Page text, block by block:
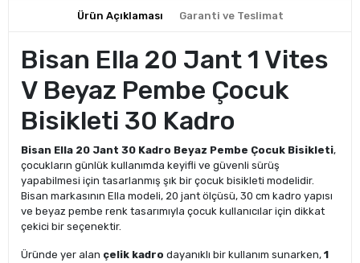
Ürün Açıklaması Garanti ve Teslimat
Bisan Ella 20 Jant 1 Vites
V Beyaz Pembe Çocuk
Bisikleti 30 Kadro
Bisan Ella 20 Jant 30 Kadro Beyaz Pembe Çocuk Bisikleti,
çocukların günlük kullanımda keyifli ve güvenli sürüş
yapabilmesi için tasarlanmış şık bir çocuk bisikleti modelidir.
Bisan markasının Ella modeli, 20 jant ölçüsü, 30 cm kadro yapısı
ve beyaz pembe renk tasarımıyla çocuk kullanıcılar için dikkat
çekici bir seçenektir.
Üründe yer alan çelik kadro dayanıklı bir kullanım sunarken, 1